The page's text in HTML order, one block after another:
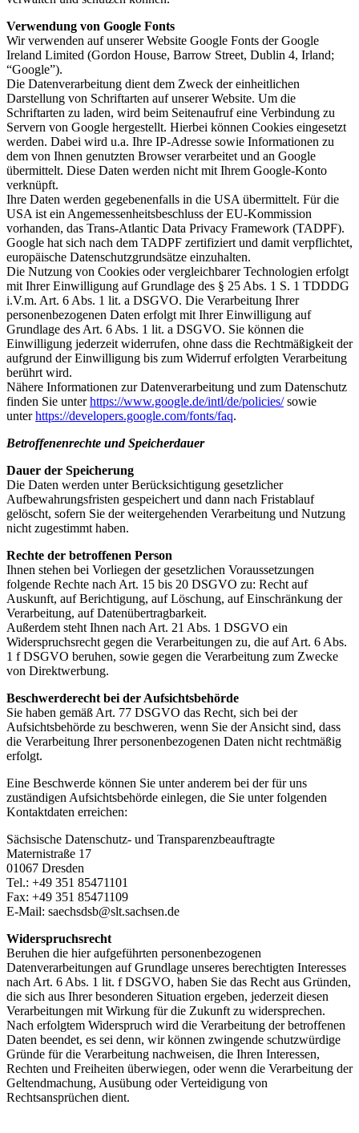
Verwendung von Google Fonts
Wir verwenden auf unserer Website Google Fonts der Google
Ireland Limited (Gordon House, Barrow Street, Dublin 4, Irland;
“Google”).
Die Datenverarbeitung dient dem Zweck der einheitlichen
Darstellung von Schriftarten auf unserer Website. Um die
Schriftarten zu laden, wird beim Seitenaufruf eine Verbindung zu
Servern von Google hergestellt. Hierbei können Cookies eingesetzt
werden. Dabei wird u.a. Ihre IP-Adresse sowie Informationen zu
dem von Ihnen genutzten Browser verarbeitet und an Google
übermittelt. Diese Daten werden nicht mit Ihrem Google-Konto
verknüpft.
Ihre Daten werden gegebenenfalls in die USA übermittelt. Für die
USA ist ein Angemessenheitsbeschluss der EU-Kommission
vorhanden, das Trans-Atlantic Data Privacy Framework (TADPF).
Google hat sich nach dem TADPF zertifiziert und damit verpflichtet,
europäische Datenschutzgrundsätze einzuhalten.
Die Nutzung von Cookies oder vergleichbarer Technologien erfolgt
mit Ihrer Einwilligung auf Grundlage des § 25 Abs. 1 S. 1 TDDDG
i.V.m. Art. 6 Abs. 1 lit. a DSGVO. Die Verarbeitung Ihrer
personenbezogenen Daten erfolgt mit Ihrer Einwilligung auf
Grundlage des Art. 6 Abs. 1 lit. a DSGVO. Sie können die
Einwilligung jederzeit widerrufen, ohne dass die Rechtmäßigkeit der
aufgrund der Einwilligung bis zum Widerruf erfolgten Verarbeitung
berührt wird.
Nähere Informationen zur Datenverarbeitung und zum Datenschutz
finden Sie unterhttps://www.google.de/intl/de/policies/sowie
unterhttps://developers.google.com/fonts/faq.
Betroffenenrechte und Speicherdauer
Dauer der Speicherung
Die Daten werden unter Berücksichtigung gesetzlicher
Aufbewahrungsfristen gespeichert und dann nach Fristablauf
gelöscht, sofern Sie der weitergehenden Verarbeitung und Nutzung
nicht zugestimmt haben.
Rechte der betroffenen Person
Ihnen stehen bei Vorliegen der gesetzlichen Voraussetzungen
folgende Rechte nach Art. 15 bis 20 DSGVO zu: Recht auf
Auskunft, auf Berichtigung, auf Löschung, auf Einschränkung der
Verarbeitung, auf Datenübertragbarkeit.
Außerdem steht Ihnen nach Art. 21 Abs. 1 DSGVO ein
Widerspruchsrecht gegen die Verarbeitungen zu, die auf Art. 6 Abs.
1 f DSGVO beruhen, sowie gegen die Verarbeitung zum Zwecke
von Direktwerbung.
Beschwerderecht bei der Aufsichtsbehörde
Sie haben gemäß Art. 77 DSGVO das Recht, sich bei der
Aufsichtsbehörde zu beschweren, wenn Sie der Ansicht sind, dass
die Verarbeitung Ihrer personenbezogenen Daten nicht rechtmäßig
erfolgt.
Eine Beschwerde können Sie unter anderem bei der für uns
zuständigen Aufsichtsbehörde einlegen, die Sie unter folgenden
Kontaktdaten erreichen:
Sächsische Datenschutz- und Transparenzbeauftragte
Maternistraße 17
01067 Dresden
Tel.: +49 351 85471101
Fax: +49 351 85471109
E-Mail: saechsdsb@slt.sachsen.de
Widerspruchsrecht
Beruhen die hier aufgeführten personenbezogenen
Datenverarbeitungen auf Grundlage unseres berechtigten Interesses
nach Art. 6 Abs. 1 lit. f DSGVO, haben Sie das Recht aus Gründen,
die sich aus Ihrer besonderen Situation ergeben, jederzeit diesen
Verarbeitungen mit Wirkung für die Zukunft zu widersprechen.
Nach erfolgtem Widerspruch wird die Verarbeitung der betroffenen
Daten beendet, es sei denn, wir können zwingende schutzwürdige
Gründe für die Verarbeitung nachweisen, die Ihren Interessen,
Rechten und Freiheiten überwiegen, oder wenn die Verarbeitung der
Geltendmachung, Ausübung oder Verteidigung von
Rechtsansprüchen dient.